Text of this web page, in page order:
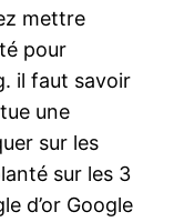
mettre
pour
il faut savoir
une
sur les
sur les 3
d’or Google